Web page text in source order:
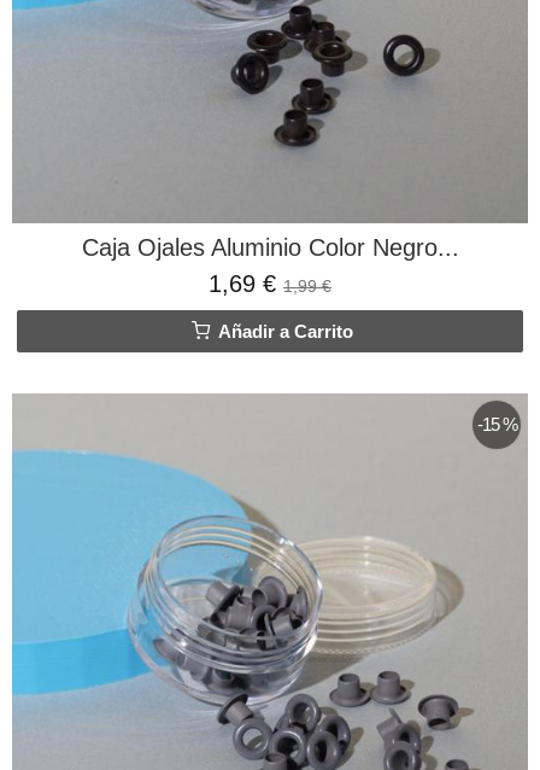
Caja Ojales Aluminio Color Negro...
1,69 € 1,99 €
Añadir a Carrito
-15 %